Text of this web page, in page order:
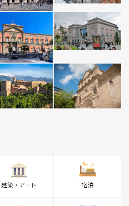
建築・アート 宿泊